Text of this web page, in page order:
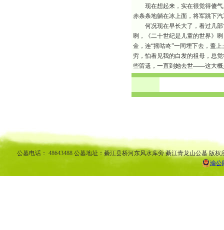
现在想起来，实在很觉得傻气
赤条条地躺在冰上面，将军跳下
何况现在早长大了，看过几部
咧，《二十世纪是儿童的世界》
金，连“摇咕咚”一同埋下去，盖
穷，怕看见我的白发的祖母，总
些留遗，一直到她去世——这大概
公墓电话： 48643488 公墓地址：綦江县桥河东风水库旁 綦江青龙山公墓 版
渝公